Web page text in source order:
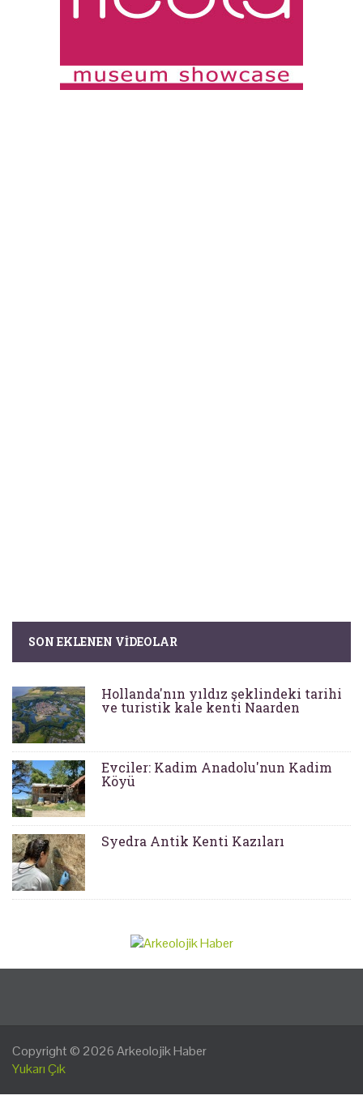
SON EKLENEN VIDEOLAR
Hollanda'nın yıldız şeklindeki tarihi
ve turistik kale kenti Naarden
Evciler: Kadim Anadolu'nun Kadim
Köyü
Syedra Antik Kenti Kazıları
Copyright © 2026Arkeolojik Haber
Yukarı Çık